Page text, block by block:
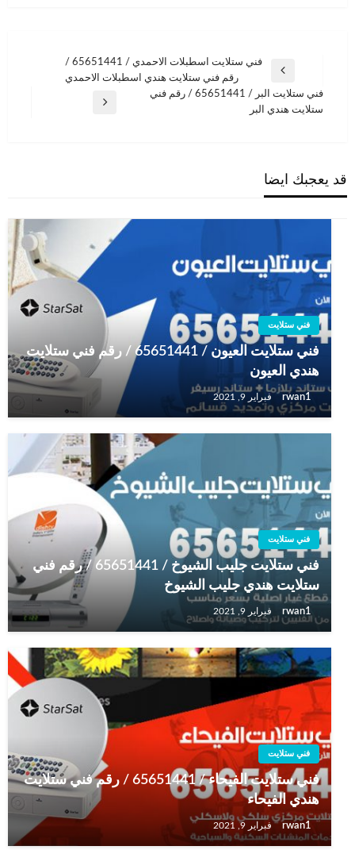
المقالات
المقالة
السابقة
فني ستلايت اسطبلات الاحمدي / 65651441 /
رقم فني ستلايت هندي اسطبلات الاحمدي
المقالة
فني ستلايت البر / 65651441 / رقم فني
ستلايت هندي البر
قد يعجبك ايضا
فني ستلايت
فني ستلايت العيون / 65651441 / رقم فني ستلايت
هندي العيون
rwan1 فبراير 9, 2021
فني ستلايت
فني ستلايت جليب الشيوخ / 65651441 / رقم فني
ستلايت هندي جليب الشيوخ
rwan1 فبراير 9, 2021
فني ستلايت
فني ستلايت الفيحاء / 65651441 / رقم فني ستلايت
هندي الفيحاء
rwan1 فبراير 9, 2021